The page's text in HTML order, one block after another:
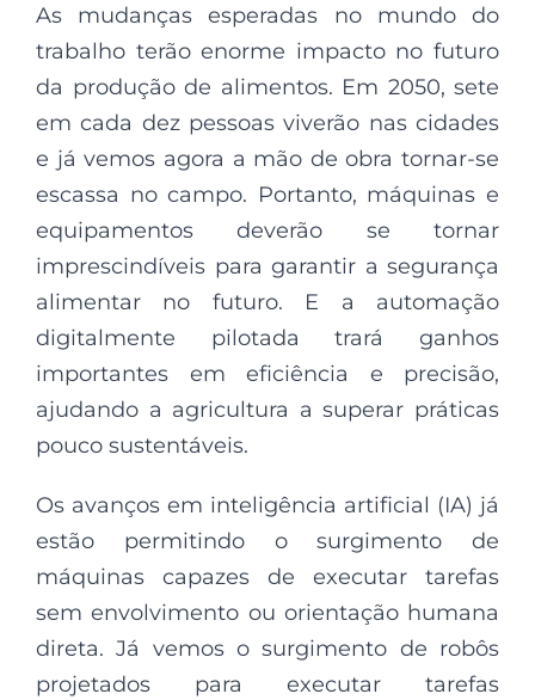
As mudanças esperadas no mundo do
trabalho terão enorme impacto no futuro
da produção de alimentos. Em 2050, sete
em cada dez pessoas viverão nas cidades
e já vemos agora a mão de obra tornar-se
escassa no campo. Portanto, máquinas e
equipamentos deverão se tornar
imprescindíveis para garantir a segurança
alimentar no futuro. E a automação
digitalmente pilotada trará ganhos
importantes em eficiência e precisão,
ajudando a agricultura a superar práticas
pouco sustentáveis.
Os avanços em inteligência artificial (IA) já
estão permitindo o surgimento de
máquinas capazes de executar tarefas
sem envolvimento ou orientação humana
direta. Já vemos o surgimento de robôs
projetados para executar tarefas